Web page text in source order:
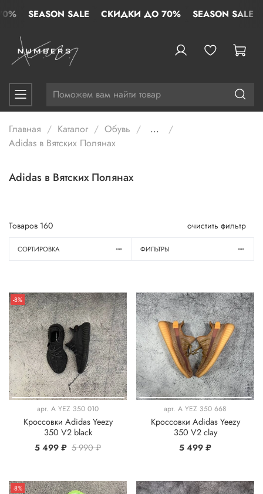
SEASON SALE СКИДКИ ДО 70% SEASON SALE
Главная Каталог Обувь
...
Adidas в Вятских Полянах
Adidas в Вятских Полянах
Товаров 160 очистить фильтр
СОРТИРОВКА ФИЛЬТРЫ
-8%
арт. A YEZ 350 010
Кроссовки Adidas Yeezy
350 V2 black
5 499 ₽ 5 990 ₽
арт. A YEZ 350 668
Кроссовки Adidas Yeezy
350 V2 clay
5 499 ₽
-8%